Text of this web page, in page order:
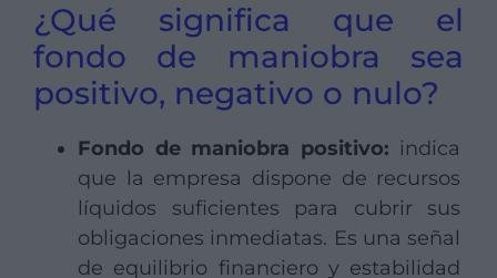
¿Qué significa que el
fondo de maniobra sea
positivo, negativo o nulo?
Fondo de maniobra positivo: indica
que la empresa dispone de recursos
líquidos suficientes para cubrir sus
obligaciones inmediatas. Es una señal
de equilibrio financiero y estabilidad